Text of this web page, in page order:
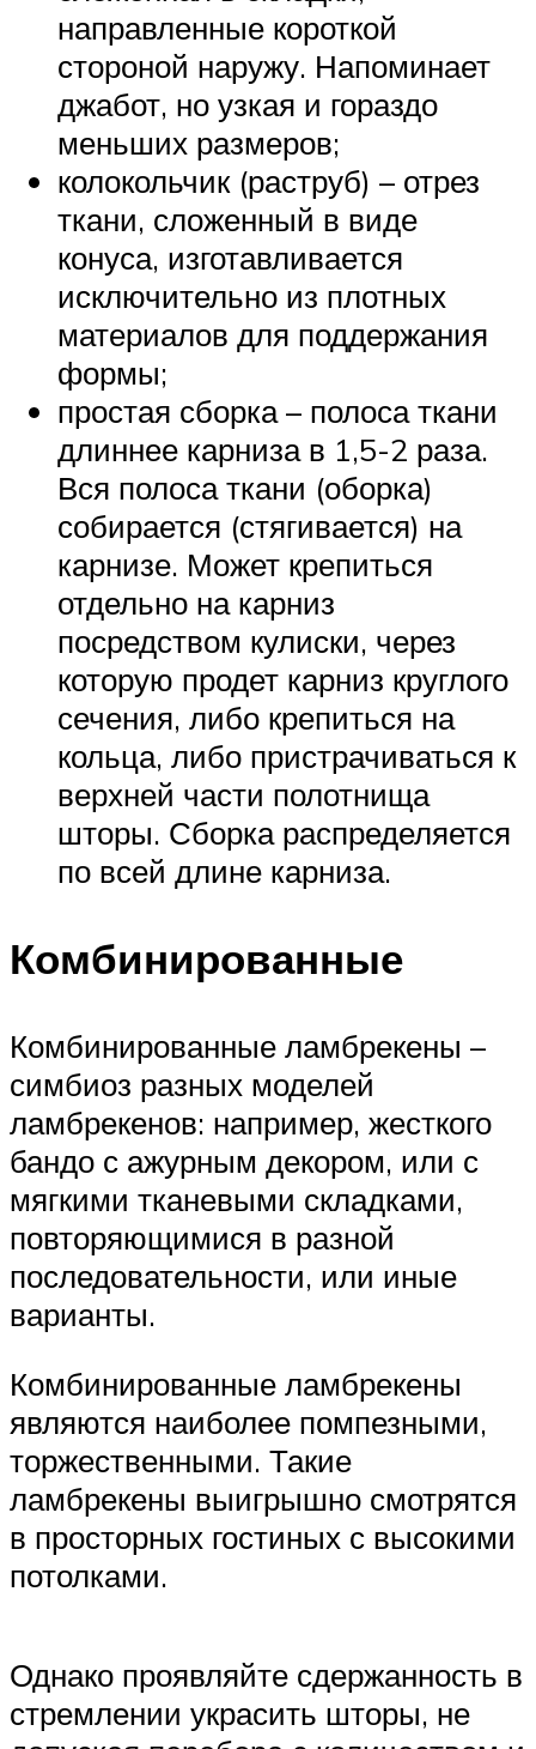
направленные короткой
стороной наружу. Напоминает
джабот, но узкая и гораздо
меньших размеров;
колокольчик (раструб) – отрез
ткани, сложенный в виде
конуса, изготавливается
исключительно из плотных
материалов для поддержания
формы;
простая сборка – полоса ткани
длиннее карниза в 1,5-2 раза.
Вся полоса ткани (оборка)
собирается (стягивается) на
карнизе. Может крепиться
отдельно на карниз
посредством кулиски, через
которую продет карниз круглого
сечения, либо крепиться на
кольца, либо пристрачиваться к
верхней части полотнища
шторы. Сборка распределяется
по всей длине карниза.
Комбинированные
Комбинированные ламбрекены –
симбиоз разных моделей
ламбрекенов: например, жесткого
бандо с ажурным декором, или с
мягкими тканевыми складками,
повторяющимися в разной
последовательности, или иные
варианты.
Комбинированные ламбрекены
являются наиболее помпезными,
торжественными. Такие
ламбрекены выигрышно смотрятся
в просторных гостиных с высокими
потолками.
Однако проявляйте сдержанность в
стремлении украсить шторы, не